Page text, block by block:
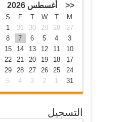
<< أغسطس 2026
M
T
W
T
F
S
27
28
29
30
31
1
3
4
5
6
7
8
10
11
12
13
14
15
17
18
19
20
21
22
24
25
26
27
28
29
31
1
2
3
4
5
التسجيل